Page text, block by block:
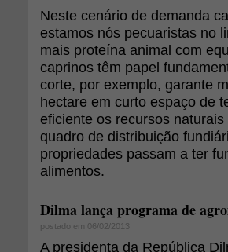
Neste cenário de demanda
estamos nós pecuaristas no
mais proteína animal com
caprinos têm papel
corte, por exemplo, garante
hectare em curto espaço de
eficiente os recursos
quadro de distribuição
propriedades passam a ter
alimentos.
Dilma lança programa de
postado em 06/02/2013
A presidenta da República